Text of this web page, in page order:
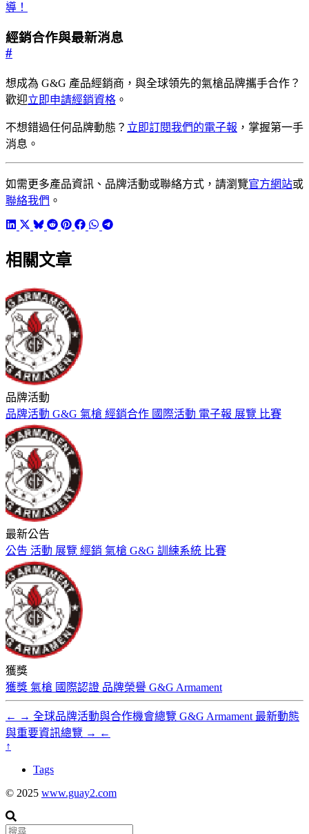
導！
經銷合作與最新消息
#
想成為 G&G 產品經銷商，與全球領先的氣槍品牌攜手合作？
歡迎立即申請經銷資格 。
不想錯過任何品牌動態？ 立即訂閱我們的電子報 ，掌握第一手
消息。
如需更多產品資訊、品牌活動或聯絡方式，請瀏覽官方網站或
聯絡我們 。
相關文章
品牌活動
品牌活動 G&G 氣槍 經銷合作 國際活動 電子報 展覽 比賽
最新公告
公告 活動 展覽 經銷 氣槍 G&G 訓練系統 比賽
獲獎
獲獎 氣槍 國際認證 品牌榮譽 G&G Armament
← → 全球品牌活動與合作機會總覽 G&G Armament 最新動態
與重要資訊總覽 → ←
↑
Tags
© 2025 www.guay2.com